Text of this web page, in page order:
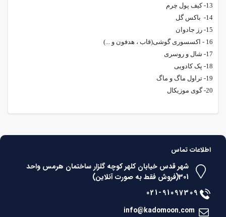
13- کیف پول چرم
14- باکس گل
15- رز جادوان
16 - اکسسوری گوشی(قاب ، هدفون و ...)
17- شال و روسری
18- پک کادویی
19- تراول ماگ و ماگ
20- گوی موزیکال
اطلاعات تماس
شهر قدس خیابان کلهر کوچه گلزار ساختمان هرمس واحد
301(فروش فقط به صورت آنلاین)
021-91097309
info@kadomoon.com